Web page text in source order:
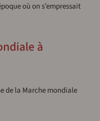
où on s’empressait
à
de la Marche mondiale